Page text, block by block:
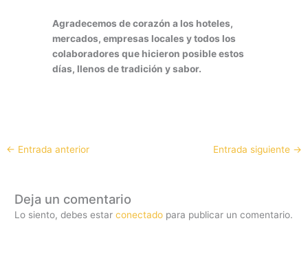
Agradecemos de corazón a los hoteles,
mercados, empresas locales y todos los
colaboradores que hicieron posible estos
días, llenos de tradición y sabor.
← Entrada anterior Entrada siguiente →
Deja un comentario
Lo siento, debes estarconectado para publicar un comentario.